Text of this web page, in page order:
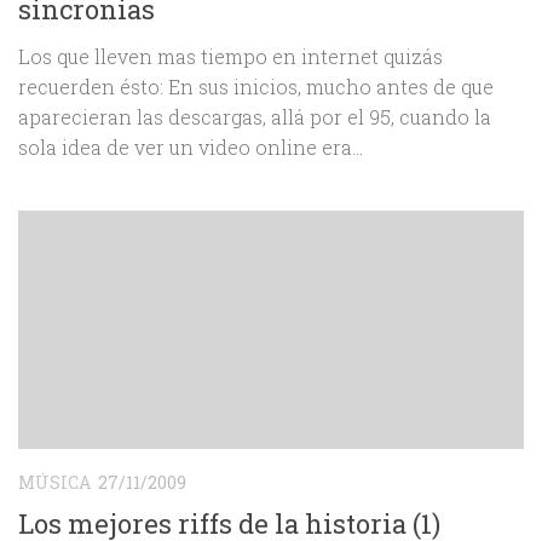
sincronias
Los que lleven mas tiempo en internet quizás
recuerden ésto: En sus inicios, mucho antes de que
aparecieran las descargas, allá por el 95, cuando la
sola idea de ver un video online era...
MÚSICA 27/11/2009
Los mejores riffs de la historia (1)